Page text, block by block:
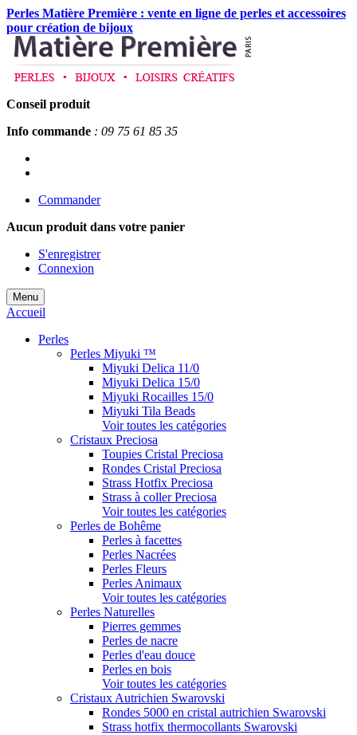
Perles Matière Première : vente en ligne de perles et accessoires
pour création de bijoux
Conseil produit
Info commande : 09 75 61 85 35
Commander
Aucun produit dans votre panier
S'enregistrer
Connexion
Menu
Accueil
Perles
Perles Miyuki ™
Miyuki Delica 11/0
Miyuki Delica 15/0
Miyuki Rocailles 15/0
Miyuki Tila Beads
Voir toutes les catégories
Cristaux Preciosa
Toupies Cristal Preciosa
Rondes Cristal Preciosa
Strass Hotfix Preciosa
Strass à coller Preciosa
Voir toutes les catégories
Perles de Bohême
Perles à facettes
Perles Nacrées
Perles Fleurs
Perles Animaux
Voir toutes les catégories
Perles Naturelles
Pierres gemmes
Perles de nacre
Perles d'eau douce
Perles en bois
Voir toutes les catégories
Cristaux Autrichien Swarovski
Rondes 5000 en cristal autrichien Swarovski
Strass hotfix thermocollants Swarovski